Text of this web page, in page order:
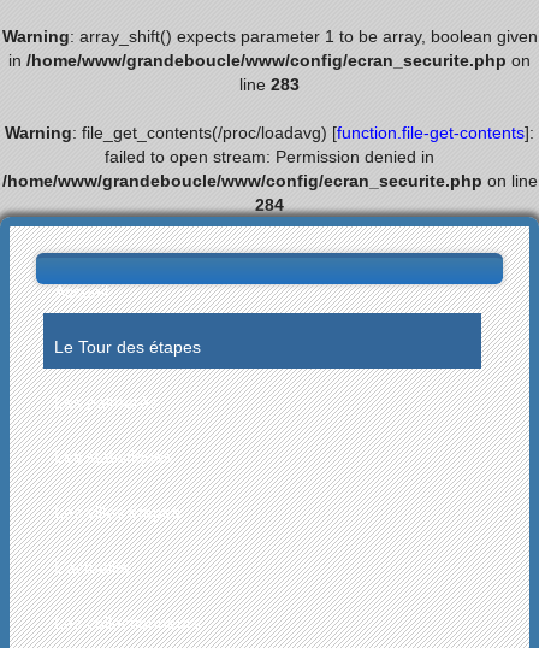
Warning: array_shift() expects parameter 1 to be array, boolean given
in /home/www/grandeboucle/www/config/ecran_securite.php on
line 283
Warning: file_get_contents(/proc/loadavg) [function.file-get-contents]:
failed to open stream: Permission denied in
/home/www/grandeboucle/www/config/ecran_securite.php on line
284
Accueil
Le Tour des étapes
Les palmarès
Les statistiques
Les villes étapes
L’actualité
Les collectionneurs